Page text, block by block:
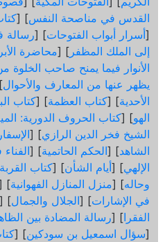
القدس في مناصحة النفس] [
[أسرار أبواب الفتوحات] [رسالة
إلى الملك المظفر ] [محاضرة
الأنوار فيما يمنح صاحب الخلوة
يظهر عنها من المعارف والأحوال
الأحدية] [كتاب العظمة] [كتاب
الهو] [كتاب الحروف الدورية:
الشيخ فخر الدين الرازي] [
الشاهد] [الحكم الحاتمية] [
الإلهي] [أيام الشأن] [كتاب القربة
وحاله] [منزل المنازل الفهوانية[
في الإشارات] [الجلال والجمال] [
الفقرا] [رسالة المضادة بين
[سؤال اسمعيل بن سودكين] [